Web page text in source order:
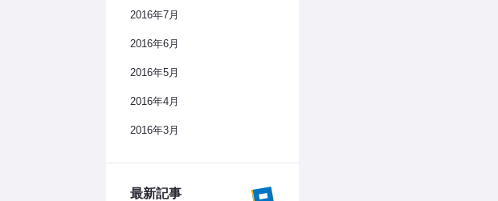
2016年7月
2016年6月
2016年5月
2016年4月
2016年3月
最新記事